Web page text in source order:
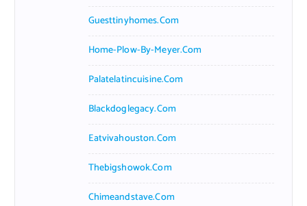
Guesttinyhomes.com
Home-Plow-By-Meyer.com
Palatelatincuisine.com
Blackdoglegacy.com
Eatvivahouston.com
Thebigshowok.com
Chimeandstave.com